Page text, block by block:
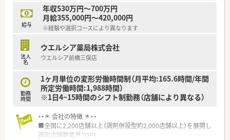
給与
年収530万円～700万円
月給355,000円～420,000円
※経験や選択コースにより異なります
法人
名
ウエルシア薬局株式会社
ウエルシア前橋三俣店
勤務
時間
1ヶ月単位の変形労働時間制（月平均:165.6時間/年間
所定労働時間:1,988時間）
※1日4~15時間のシフト制勤務（店舗により異なる）
・・＊ 会社の特徴 ＊・・
■全国に2,200店舗以上（調剤併設型約2,000店舗以上）を展開し
調剤店舗数業界TOP！